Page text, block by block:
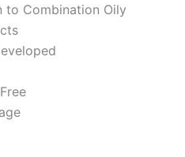
to Combination Oily